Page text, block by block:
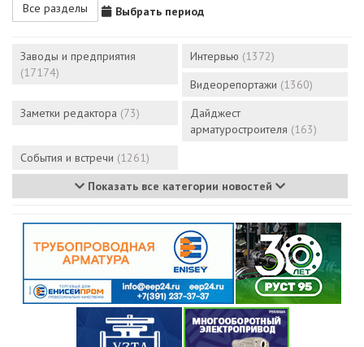
Все разделы Выбрать период
Заводы и предприятия
(17174)
Интервью (1372)
Видеорепортажи (1360)
Заметки редактора (73)
Дайджест
арматуростроителя (163)
События и встречи (1261)
Показать все категории новостей